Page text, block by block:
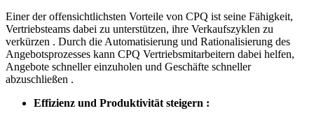
Einer der offensichtlichsten Vorteile von CPQ ist seine Fähigkeit,
Vertriebsteams dabei zu unterstützen, ihre Verkaufszyklen zu
verkürzen . Durch die Automatisierung und Rationalisierung des
Angebotsprozesses kann CPQ Vertriebsmitarbeitern dabei helfen,
Angebote schneller einzuholen und Geschäfte schneller
abzuschließen .
Effizienz und Produktivität steigern :